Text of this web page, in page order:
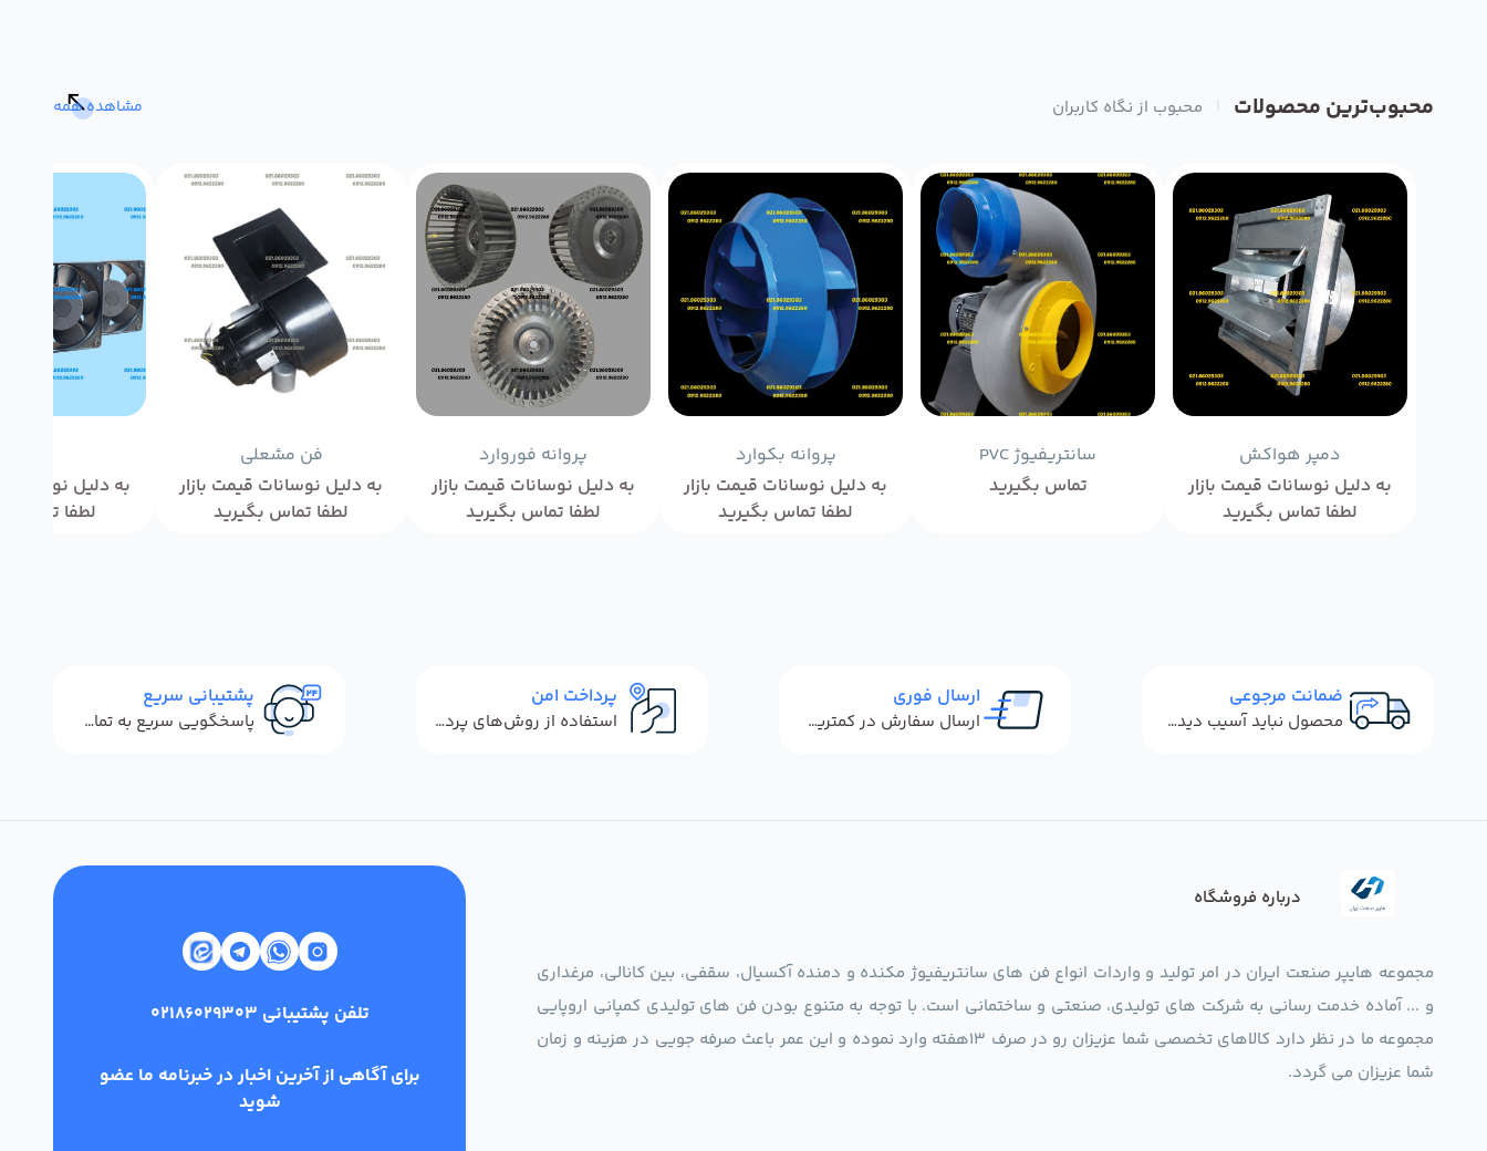
محبوب‌ترین محصولات محبوب از نگاه کاربران مشاهده همه
دمپر هواکش
به دلیل نوسانات قیمت بازار
لطفا تماس بگیرید
سانتریفیوژ PVC
تماس بگیرید
پروانه بکوارد
به دلیل نوسانات قیمت بازار
لطفا تماس بگیرید
پروانه فوروارد
به دلیل نوسانات قیمت بازار
لطفا تماس بگیرید
فن مشعلی
به دلیل نوسانات قیمت بازار
لطفا تماس بگیرید
به دلیل نوسانات
لطفا تماس
ضمانت مرجوعی
محصول نباید آسیب دیده باشد
ارسال فوری
ارسال سفارش در کمترین زمان ممکن
پرداخت امن
استفاده از روش‌های پرداخت امن
پشتیبانی سریع
پاسخگویی سریع به تماس‌ها و پیام‌ها
درباره فروشگاه
مجموعه هایپر صنعت ایران در امر تولید و واردات انواع فن های سانتریفیوژ مکنده و دمنده آکسیال، سقفی، بین کانالی، مرغداری
و ... آماده خدمت رسانی به شرکت های تولیدی، صنعتی و ساختمانی است. با توجه به متنوع بودن فن های تولیدی کمپانی اروپایی
مجموعه ما در نظر دارد کالاهای تخصصی شما عزیزان رو در صرف 13هفته وارد نموده و این عمر باعث صرفه جویی در هزینه و زمان
شما عزیزان می گردد.
تلفن پشتیبانی 02186029303
برای آگاهی از آخرین اخبار در خبرنامه ما عضو
شوید